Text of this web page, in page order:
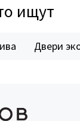
ищут
Двери